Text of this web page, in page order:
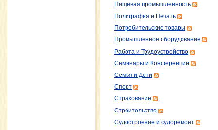
Пищевая промышленность
Полиграфия и Печать
Потребительские товары
Промышленное оборудование
Работа и Трудоустройство
Семинары и Конференции
Семья и Дети
Спорт
Страхование
Строительство
Судостроение и судоремонт